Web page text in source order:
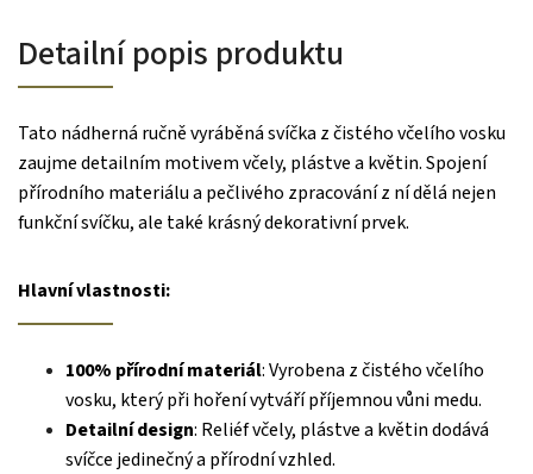
Detailní popis produktu
Tato nádherná ručně vyráběná svíčka z čistého včelího vosku
zaujme detailním motivem včely, plástve a květin. Spojení
přírodního materiálu a pečlivého zpracování z ní dělá nejen
funkční svíčku, ale také krásný dekorativní prvek.
Hlavní vlastnosti:
100% přírodní materiál: Vyrobena z čistého včelího
vosku, který při hoření vytváří příjemnou vůni medu.
Detailní design: Reliéf včely, plástve a květin dodává
svíčce jedinečný a přírodní vzhled.